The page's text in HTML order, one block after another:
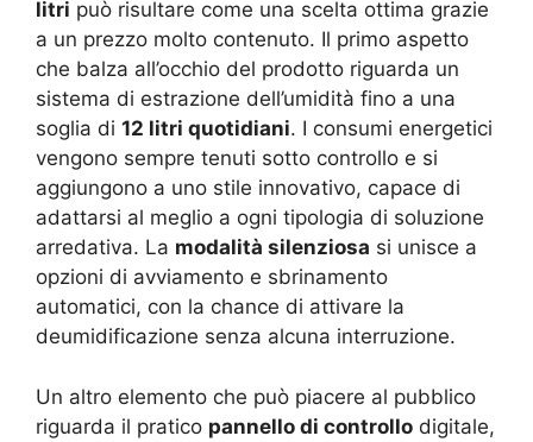
litri può risultare come una scelta ottima grazie
a un prezzo molto contenuto. Il primo aspetto
che balza all’occhio del prodotto riguarda un
sistema di estrazione dell’umidità fino a una
soglia di 12 litri quotidiani. I consumi energetici
vengono sempre tenuti sotto controllo e si
aggiungono a uno stile innovativo, capace di
adattarsi al meglio a ogni tipologia di soluzione
arredativa. La modalità silenziosa si unisce a
opzioni di avviamento e sbrinamento
automatici, con la chance di attivare la
deumidificazione senza alcuna interruzione.
Un altro elemento che può piacere al pubblico
riguarda il pratico pannello di controllo digitale,